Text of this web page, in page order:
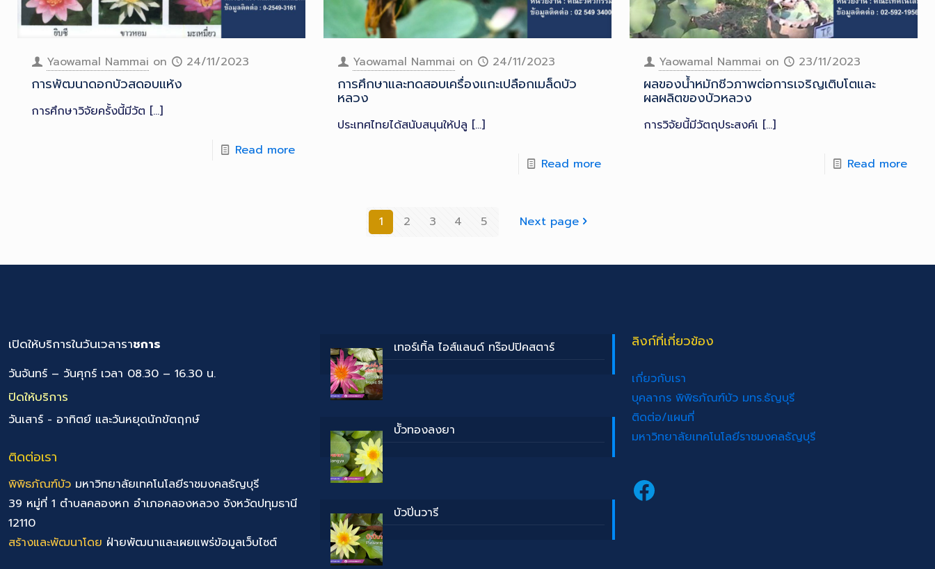
Yaowamal Nammai on 24/11/2023
การพัฒนาดอกบัวสดอบแห้ง
การศึกษาวิจัยครั้งนี้มีวัต […]
Read more
Yaowamal Nammai on 24/11/2023
การศึกษาและทดสอบเครื่องแกะเปลือกเมล็ดบัว
หลวง
ประเทศไทยได้สนับสนุนให้ปลู […]
Read more
Yaowamal Nammai on 23/11/2023
ผลของน้ำหมักชีวภาพต่อการเจริญเติบโตและ
ผลผลิตของบัวหลวง
การวิจัยนี้มีวัตถุประสงค์เ […]
Read more
1 2 3 4 5 Next page
เปิดให้บริการในวันเวลาราชการ
วันจันทร์ – วันศุกร์ เวลา 08.30 – 16.30 น.
ปิดให้บริการ
วันเสาร์ - อาทิตย์ และวันหยุดนักขัตฤกษ์
ติดต่อเรา
พิพิธภัณฑ์บัว มหาวิทยาลัยเทคโนโลยีราชมงคลธัญบุรี
39 หมู่ที่ 1 ตำบลคลองหก อำเภอคลองหลวง จังหวัดปทุมธานี
12110
สร้างและพัฒนาโดย ฝ่ายพัฒนาและเผยแพร่ข้อมูลเว็บไซต์
เทอร์เทิ้ล ไอส์แลนด์ ทร๊อปปิคสตาร์
บััวทองลงยา
บัวปิ่นวารี
ลิงก์ที่เกี่ยวข้อง
เกี่ยวกับเรา
บุคลากร พิพิธภัณฑ์บัว มทร.ธัญบุรี
ติดต่อ/แผนที่
มหาวิทยาลัยเทคโนโลยีราชมงคลธัญบุรี
Facebook